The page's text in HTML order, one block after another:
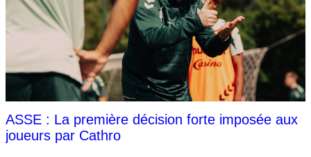
ASSE : La première décision forte imposée aux
joueurs par Cathro